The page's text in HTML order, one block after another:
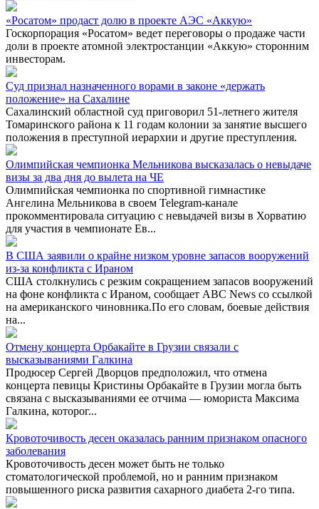
«Росатом» продаст долю в проекте АЭС «Аккую»
Госкорпорация «Росатом» ведет переговоры о продаже части
доли в проекте атомной электростанции «Аккую» сторонним
инвесторам.
Суд признал назначенного ворами в законе «держать
положение» на Сахалине
Сахалинский областной суд приговорил 51-летнего жителя
Томаринского района к 11 годам колонии за занятие высшего
положения в преступной иерархии и другие преступления.
Олимпийская чемпионка Мельникова высказалась о невыдаче
визы за два дня до вылета на ЧЕ
Олимпийская чемпионка по спортивной гимнастике
Ангелина Мельникова в своем Telegram-канале
прокомментировала ситуацию с невыдачей визы в Хорватию
для участия в чемпионате Ев...
В США заявили о крайне низком уровне запасов вооружений
из-за конфликта с Ираном
США столкнулись с резким сокращением запасов вооружений
на фоне конфликта с Ираном, сообщает ABC News со ссылкой
на американского чиновника.По его словам, боевые действия
на...
Отмену концерта Орбакайте в Грузии связали с
высказываниями Галкина
Продюсер Сергей Дворцов предположил, что отмена
концерта певицы Кристины Орбакайте в Грузии могла быть
связана с высказываниями ее отчима — юмориста Максима
Галкина, которог...
Кровоточивость десен оказалась ранним признаком опасного
заболевания
Кровоточивость десен может быть не только
стоматологической проблемой, но и ранним признаком
повышенного риска развития сахарного диабета 2-го типа.